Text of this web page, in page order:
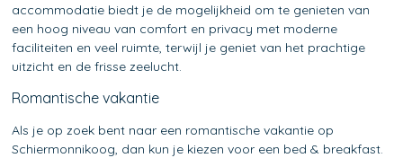
accommodatie biedt je de mogelijkheid om te genieten van
een hoog niveau van comfort en privacy met moderne
faciliteiten en veel ruimte, terwijl je geniet van het prachtige
uitzicht en de frisse zeelucht.
Romantische vakantie
Als je op zoek bent naar een romantische vakantie op
Schiermonnikoog, dan kun je kiezen voor een bed & breakfast.